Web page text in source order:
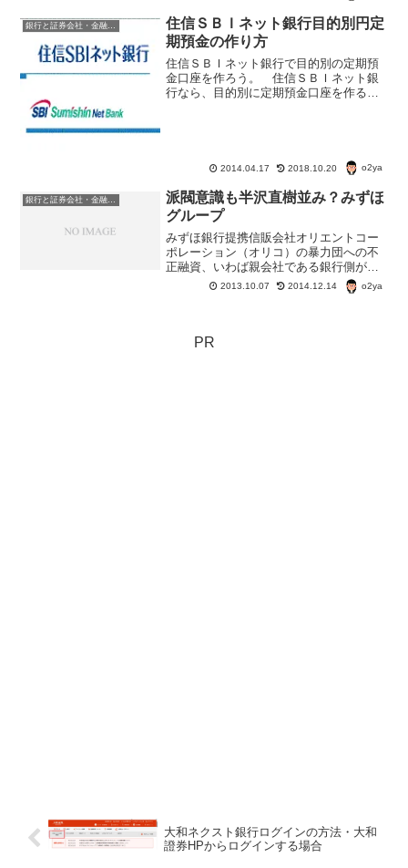
銀行と証券会社・金融商品
住信ＳＢＩネット銀行目的別円定
期預金の作り方
住信ＳＢＩネット銀行で目的別の定期預
金口座を作ろう。 住信ＳＢＩネット銀
行なら、目的別に定期預金口座を作るこ
2014.04.17 2018.10.20 o2ya
派閥意識も半沢直樹並み？みずほ
グループ
みずほ銀行提携信販会社オリエントコー
ポレーション（オリコ）の暴力団への不
正融資、いわば親会社である銀行側が暴
力団への融資とわかっていながら、放
置。 金融庁検査で指摘されるまで、ば
2013.10.07 2014.12.14 o2ya
PR
大和ネクスト銀行ログインの方法・大和
證券HPからログインする場合